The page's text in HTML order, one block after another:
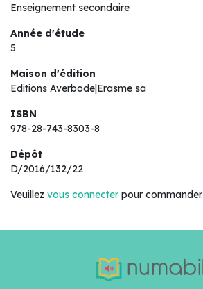
Enseignement secondaire
Année d'étude
5
Maison d'édition
Editions Averbode|Erasme sa
ISBN
978-28-743-8303-8
Dépôt
D/2016/132/22
Veuillez vous connecter pour commander.